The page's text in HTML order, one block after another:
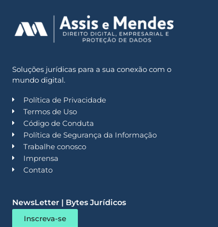
Soluções jurídicas para a sua conexão com o
mundo digital.
Política de Privacidade
Termos de Uso
Código de Conduta
Política de Segurança da Informação
Trabalhe conosco
Imprensa
Contato
NewsLetter | Bytes Jurídicos
Inscreva-se